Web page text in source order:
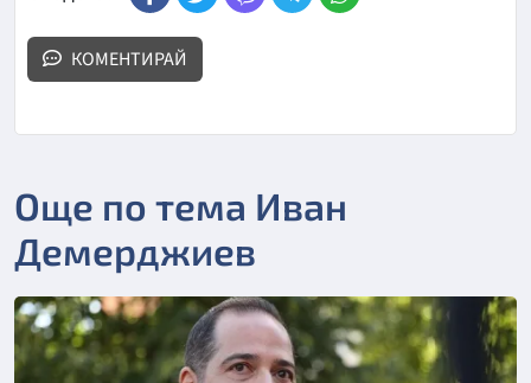
КОМЕНТИРАЙ
Още по тема Иван
Демерджиев